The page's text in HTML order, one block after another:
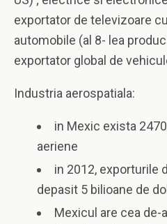
exportator de televizoare
automobile (al 8- lea
exportator global de
Industria aerospatiala:
in Mexic exista
aeriene
in 2012, exporturile
depasit 5 bilioane de
Mexicul are cea de-